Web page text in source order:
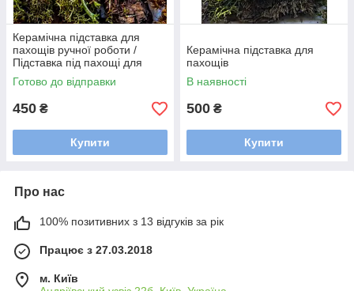
Керамічна підставка для
пахощів ручної роботи /
Підставка під пахощі для
аромапаличок
Готово до відправки
450 ₴
Купити
Керамічна підставка для
пахощів
В наявності
500 ₴
Купити
Про нас
100% позитивних з 13 відгуків за рік
Працює з 27.03.2018
м. Київ